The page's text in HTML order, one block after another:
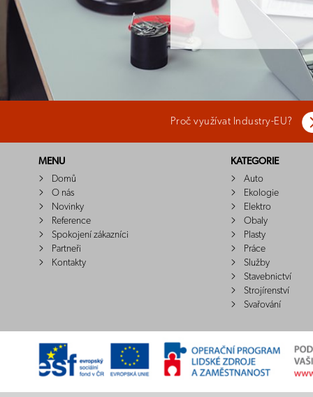
Proč využívat Industry-EU?
MENU
Domů
O nás
Novinky
Reference
Spokojení zákazníci
Partneři
Kontakty
KATEGORIE
Auto
Ekologie
Elektro
Obaly
Plasty
Práce
Služby
Stavebnictví
Strojírenství
Svařování